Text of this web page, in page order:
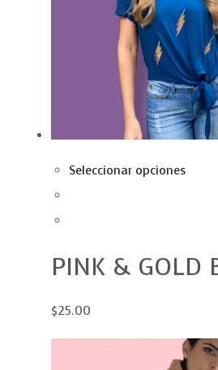
Seleccionar opciones
PINK & GOLD
$25.00